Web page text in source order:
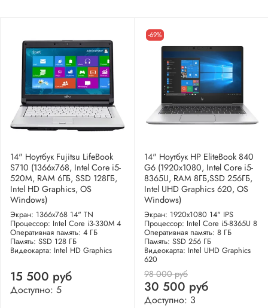
14" Ноутбук Fujitsu LifeBook
S710 (1366x768, Intel Core i5-
520M, RAM 6ГБ, SSD 128ГБ,
Intel HD Graphics, OS
Windows)
Экран: 1366x768 14" TN
Процессор: Intel Core i3-330M 4
Оперативная память: 4 ГБ
Память: SSD 128 ГБ
Видеокарта: Intel HD Graphics
15 500 руб
Доступно: 5
-69%
14" Ноутбук HP EliteBook 840
G6 (1920x1080, Intel Core i5-
8365U, RAM 8ГБ,SSD 256ГБ,
Intel UHD Graphics 620, OS
Windows)
Экран: 1920x1080 14" IPS
Процессор: Intel Core i5-8365U 8
Оперативная память: 8 ГБ
Память: SSD 256 ГБ
Видеокарта: Intel UHD Graphics
620
98 000 руб
30 500 руб
Доступно: 3